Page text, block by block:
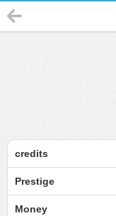
credits
Prestige
Money